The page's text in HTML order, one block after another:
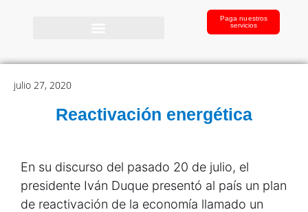
Paga nuestros
servicios
julio 27, 2020
Reactivación energética
En su discurso del pasado 20 de julio, el
presidente Iván Duque presentó al país un plan
de reactivación de la economía llamado un